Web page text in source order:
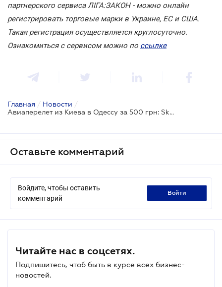
партнерского сервиса ЛІГА:ЗАКОН - можно онлайн
регистрировать торговые марки в Украине, ЕС и США.
Такая регистрация осуществляется круглосуточно.
Ознакомиться с сервисом можно по ссылке
Главная / Новости /
Авиаперелет из Киева в Одессу за 500 грн: SkyUp запустил новые внутренние рейсы
Оставьте комментарий
Войдите, чтобы оставить
комментарий
войти
Читайте нас в соцсетях.
Подпишитесь, чтоб быть в курсе всех бизнес-
новостей.